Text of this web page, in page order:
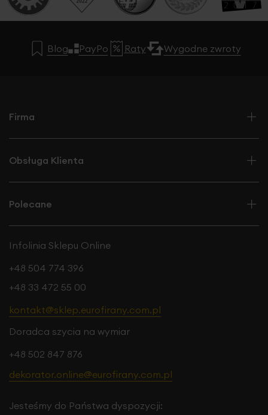
Blog PayPo Raty Wygodne zwroty
Firma
Obsługa Klienta
Polecane
Infolinia Sklepu Online
+48 504 774 396
+48 33 472 55 00
kontakt@sklep.eurofirany.com.pl
Doradca szycia na wymiar
+48 502 847 876
dekorator.online@eurofirany.com.pl
Jesteśmy do Państwa dyspozycji: